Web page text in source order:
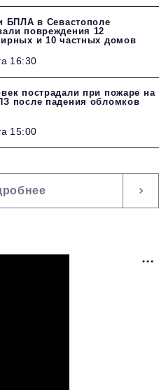
БПЛА в Севастополе
повреждения 12
и 10 частных домов
16:30
пострадали при пожаре на
после падения обломков
15:00